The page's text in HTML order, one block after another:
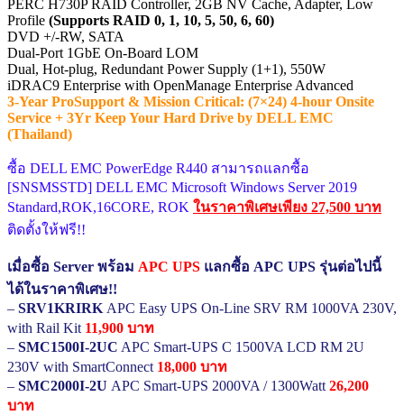
PERC H730P RAID Controller, 2GB NV Cache, Adapter, Low
Profile (Supports RAID 0, 1, 10, 5, 50, 6, 60)
DVD +/-RW, SATA
Dual-Port 1GbE On-Board LOM
Dual, Hot-plug, Redundant Power Supply (1+1), 550W
iDRAC9 Enterprise with OpenManage Enterprise Advanced
3-Year ProSupport & Mission Critical: (7×24) 4-hour Onsite
Service + 3Yr Keep Your Hard Drive by DELL EMC
(Thailand)
ซื้อ DELL EMC PowerEdge R440 สามารถแลกซื้อ
[SNSMSSTD] DELL EMC Microsoft Windows Server 2019
Standard,ROK,16CORE, ROK ในราคาพิเศษเพียง 27,500 บาท
ติดตั้งให้ฟรี!!
เมื่อซื้อ Server พร้อม APC UPS แลกซื้อ APC UPS รุ่นต่อไปนี้
ได้ในราคาพิเศษ!!
– SRV1KRIRK APC Easy UPS On-Line SRV RM 1000VA 230V,
with Rail Kit 11,900 บาท
– SMC1500I-2UC APC Smart-UPS C 1500VA LCD RM 2U
230V with SmartConnect 18,000 บาท
– SMC2000I-2U APC Smart-UPS 2000VA / 1300Watt 26,200
บาท